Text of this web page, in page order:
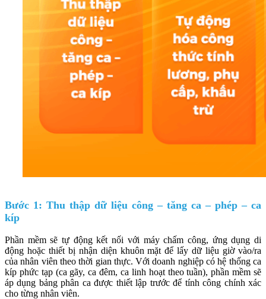
Bước 1: Thu thập dữ liệu công – tăng ca – phép – ca
kíp
Phần mềm sẽ tự động kết nối với máy chấm công, ứng dụng di
động hoặc thiết bị nhận diện khuôn mặt để lấy dữ liệu giờ vào/ra
của nhân viên theo thời gian thực. Với doanh nghiệp có hệ thống ca
kíp phức tạp (ca gãy, ca đêm, ca linh hoạt theo tuần), phần mềm sẽ
áp dụng bảng phân ca được thiết lập trước để tính công chính xác
cho từng nhân viên.